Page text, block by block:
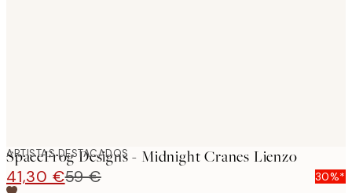
ARTISTAS DESTACADOS
SpaceFrog Designs - Midnight Cranes Lienzo
41,30 €59 € 30%*